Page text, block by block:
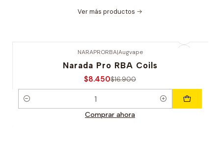
Ver más productos
NARAPRORBA|Augvape
Narada Pro RBA Coils
$8.450$16.900
Cantidad
Comprar ahora